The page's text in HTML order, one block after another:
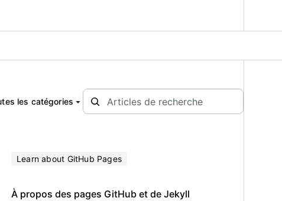
les catégories
Learn about GitHub Pages
À propos des pages GitHub et de Jekyll